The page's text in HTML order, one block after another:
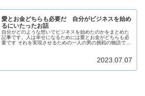
愛とお金どちらも必要だ 自分がビジネスを始め
るにいたったお話
自分がどのような想いでビジネスを始めたのかをまとめた
記事です。人は幸せになるためには愛とお金がどちらも必
要です それを実現させるための一人の男の挑戦の物語で
2023.07.07